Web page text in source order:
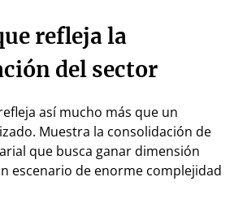
refleja la
del sector
así mucho más que un
Muestra la consolidación de
que busca ganar dimensión
escenario de enorme complejidad